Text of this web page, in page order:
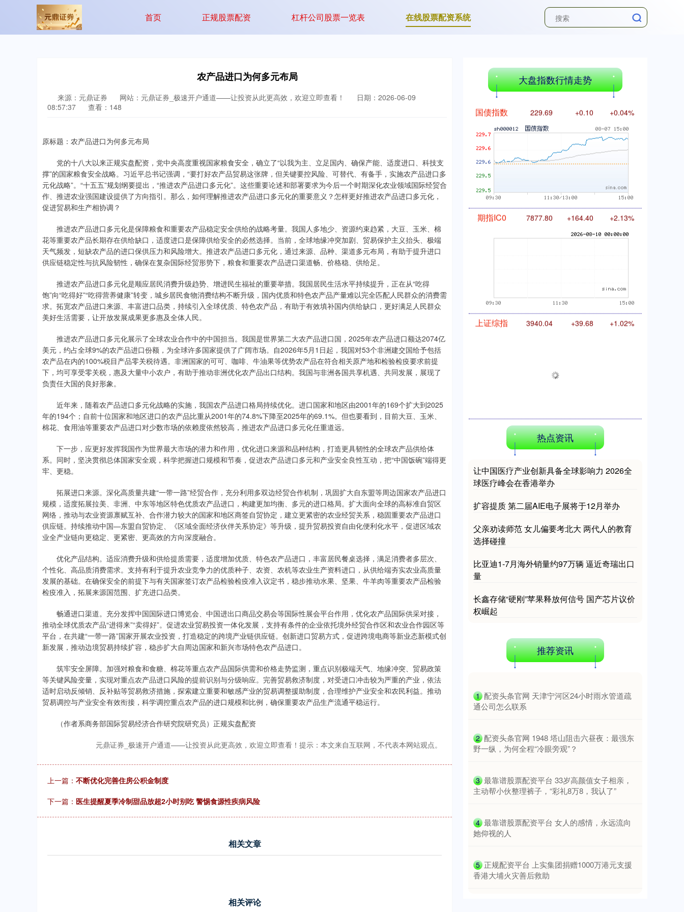
首页 正规股票配资 杠杆公司股票一览表 在线股票配资系统
农产品进口为何多元布局
来源：元鼎证券 网站：元鼎证券_极速开户通道——让投资从此更高效，欢迎立即查看！
日期：2026-06-09
08:57:37
查看：148
原标题：农产品进口为何多元布局
党的十八大以来正规实盘配资，党中央高度重视国家粮食安全，确立了“以我为主、立足国内、确保产能、适度进口、科技支
撑”的国家粮食安全战略。习近平总书记强调，“要打好农产品贸易这张牌，但关键要控风险、可替代、有备手，实施农产品进口多
元化战略”。“十五五”规划纲要提出，“推进农产品进口多元化”。这些重要论述和部署要求为今后一个时期深化农业领域国际经贸合
作、推进农业强国建设提供了方向指引。那么，如何理解推进农产品进口多元化的重要意义？怎样更好推进农产品进口多元化，
促进贸易和生产相协调？
推进农产品进口多元化是保障粮食和重要农产品稳定安全供给的战略考量。我国人多地少、资源约束趋紧，大豆、玉米、棉
花等重要农产品长期存在供给缺口，适度进口是保障供给安全的必然选择。当前，全球地缘冲突加剧、贸易保护主义抬头、极端
天气频发，短缺农产品的进口保供压力和风险增大。推进农产品进口多元化，通过来源、品种、渠道多元布局，有助于提升进口
供应链稳定性与抗风险韧性，确保在复杂国际经贸形势下，粮食和重要农产品进口渠道畅、价格稳、供给足。
推进农产品进口多元化是顺应居民消费升级趋势、增进民生福祉的重要举措。我国居民生活水平持续提升，正在从“吃得
饱”向“吃得好”“吃得营养健康”转变，城乡居民食物消费结构不断升级，国内优质和特色农产品产量难以完全匹配人民群众的消费需
求。拓宽农产品进口来源、丰富进口品类，持续引入全球优质、特色农产品，有助于有效填补国内供给缺口，更好满足人民群众
美好生活需要，让开放发展成果更多惠及全体人民。
推进农产品进口多元化展示了全球农业合作中的中国担当。我国是世界第二大农产品进口国，2025年农产品进口额达2074亿
美元，约占全球9%的农产品进口份额，为全球许多国家提供了广阔市场。自2026年5月1日起，我国对53个非洲建交国给予包括
农产品在内的100%税目产品零关税待遇。非洲国家的可可、咖啡、牛油果等优势农产品在符合相关原产地和检验检疫要求前提
下，均可享受零关税，惠及大量中小农户，有助于推动非洲优化农产品出口结构。我国与非洲各国共享机遇、共同发展，展现了
负责任大国的良好形象。
近年来，随着农产品进口多元化战略的实施，我国农产品进口格局持续优化。进口国家和地区由2001年的169个扩大到2025
年的194个；自前十位国家和地区进口的农产品比重从2001年的74.8%下降至2025年的69.1%。但也要看到，目前大豆、玉米、
棉花、食用油等重要农产品进口对少数市场的依赖度依然较高，推进农产品进口多元化任重道远。
下一步，应更好发挥我国作为世界最大市场的潜力和作用，优化进口来源和品种结构，打造更具韧性的全球农产品供给体
系。同时，坚决贯彻总体国家安全观，科学把握进口规模和节奏，促进农产品进口多元和产业安全良性互动，把“中国饭碗”端得更
牢、更稳。
拓展进口来源。深化高质量共建“一带一路”经贸合作，充分利用多双边经贸合作机制，巩固扩大自东盟等周边国家农产品进口
规模，适度拓展拉美、非洲、中东等地区特色优质农产品进口，构建更加均衡、多元的进口格局。扩大面向全球的高标准自贸区
网络，推动与农业资源禀赋互补、合作潜力较大的国家和地区商签自贸协定，建立更紧密的农业经贸关系，稳固重要农产品进口
供应链。持续推动中国—东盟自贸协定、《区域全面经济伙伴关系协定》等升级，提升贸易投资自由化便利化水平，促进区域农
业全产业链向更稳定、更紧密、更高效的方向深度融合。
优化产品结构。适应消费升级和供给提质需要，适度增加优质、特色农产品进口，丰富居民餐桌选择，满足消费者多层次、
个性化、高品质消费需求。支持有利于提升农业竞争力的优质种子、农资、农机等农业生产资料进口，从供给端夯实农业高质量
发展的基础。在确保安全的前提下与有关国家签订农产品检验检疫准入议定书，稳步推动水果、坚果、牛羊肉等重要农产品检验
检疫准入，拓展来源国范围、扩充进口品类。
畅通进口渠道。充分发挥中国国际进口博览会、中国进出口商品交易会等国际性展会平台作用，优化农产品国际供采对接，
推动全球优质农产品“进得来”“卖得好”。促进农业贸易投资一体化发展，支持有条件的企业依托境外经贸合作区和农业合作园区等
平台，在共建“一带一路”国家开展农业投资，打造稳定的跨境产业链供应链。创新进口贸易方式，促进跨境电商等新业态新模式创
新发展，推动边境贸易持续扩容，稳步扩大自周边国家和新兴市场特色农产品进口。
筑牢安全屏障。加强对粮食和食糖、棉花等重点农产品国际供需和价格走势监测，重点识别极端天气、地缘冲突、贸易政策
等关键风险变量，实现对重点农产品进口风险的提前识别与分级响应。完善贸易救济制度，对受进口冲击较为严重的产业，依法
适时启动反倾销、反补贴等贸易救济措施，探索建立重要和敏感产业的贸易调整援助制度，合理维护产业安全和农民利益。推动
贸易调控与产业安全有效衔接，科学调控重点农产品的进口规模和比例，确保重要农产品生产流通平稳运行。
（作者系商务部国际贸易经济合作研究院研究员）正规实盘配资
元鼎证券_极速开户通道——让投资从此更高效，欢迎立即查看！提示：本文来自互联网，不代表本网站观点。
上一篇： 不断优化完善住房公积金制度
下一篇： 医生提醒夏季冷制甜品放超2小时别吃 警惕食源性疾病风险
相关文章
相关评论
大盘指数行情走势
7242.10 +0.17%
国债指数 229.69 +0.04%
+164.40 +2.13%
深证成指 14311.01 +200.89
沪深300
1134.24 +11.37
基金指数 7242.10 +12.30 +0.17%
热点资讯
让中国医疗产业创新具备全球影响力 2026全
球医疗峰会在香港举办
扩容提质 第二届AIE电子展将于12月举办
父亲劝读师范 女儿偏要考北大 两代人的教育
选择碰撞
比亚迪1-7月海外销量约97万辆 逼近奇瑞出口
量
长鑫存储“硬刚”苹果释放何信号 国产芯片议价
权崛起
推荐资讯
1 ​配资头条官网 天津宁河区24小时雨水管道疏
通公司怎么联系
2 ​配资头条官网 1948 塔山阻击六昼夜：最强东
野一纵，为何全程“冷眼旁观”？
3 ​最靠谱股票配资平台 33岁高颜值女子相亲，
主动帮小伙整理裤子，“彩礼8万8，我认了”
4 ​最靠谱股票配资平台 女人的感情，永远流向
她仰视的人
5 ​正规配资平台 上实集团捐赠1000万港元支援
香港大埔火灾善后救助